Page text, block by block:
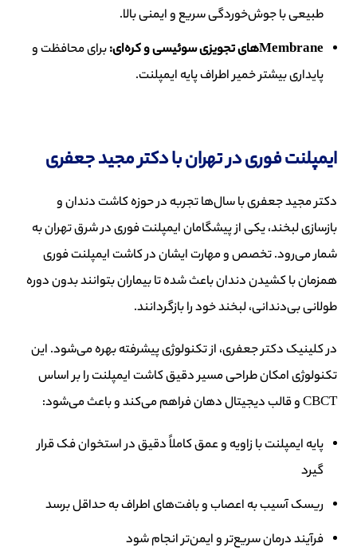
طبیعی با جوش‌خوردگی سریع و ایمنی بالا.
Membrane‌های تجویزی سوئیسی و کره‌ای:برای محافظت و
پایداری بیشتر خمیر اطراف پایه ایمپلنت.
ایمپلنت فوری در تهران با دکتر مجید جعفری
دکتر مجید جعفری با سال‌ها تجربه در حوزه کاشت دندان و
بازسازی لبخند، یکی از پیشگامان ایمپلنت فوری در شرق تهران به
شمار می‌رود. تخصص و مهارت ایشان در کاشت ایمپلنت فوری
همزمان با کشیدن دندان باعث شده تا بیماران بتوانند بدون دوره
طولانی بی‌دندانی، لبخند خود را بازگردانند.
در کلینیک دکتر جعفری، از تکنولوژی پیشرفته بهره می‌شود. این
تکنولوژی امکان طراحی مسیر دقیق کاشت ایمپلنت را بر اساس
CBCT و قالب دیجیتال دهان فراهم می‌کند و باعث می‌شود:
پایه ایمپلنت با زاویه و عمق کاملاً دقیق در استخوان فک قرار
گیرد
ریسک آسیب به اعصاب و بافت‌های اطراف به حداقل برسد
فرآیند درمان سریع‌تر و ایمن‌تر انجام شود